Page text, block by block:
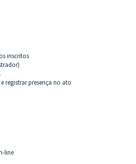
inscritos
registrar presença no ato
line